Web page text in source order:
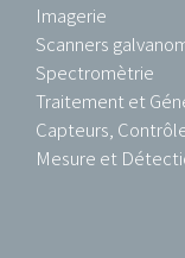
Imagerie
Scanners
Spectromètrie
Traitement et
Capteurs,
Mesure et